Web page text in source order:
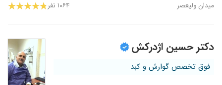
میدان ولیعصر ۱۰۶۴ نفر
دکتر حسین اژدرکش
فوق تخصص گوارش و کبد